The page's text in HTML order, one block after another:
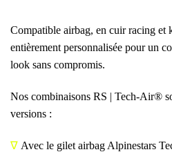
Compatible airbag, en cuir racing et
entièrement personnalisée pour un
look sans compromis.
Nos combinaisons RS | Tech-Air®
versions :
∇ Avec le gilet airbag Alpinestars